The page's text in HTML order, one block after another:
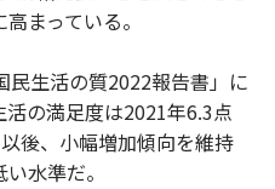
まっている。
民生活の質2022報告書」に
の満足度は2021年6.3点
後、小幅増加傾向を維持
水準だ。